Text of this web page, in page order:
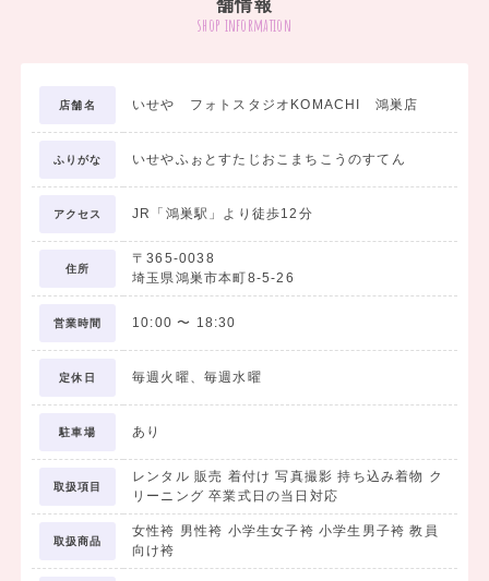
舗情報
shop information
店舗名 いせや フォトスタジオKOMACHI 鴻巣店
ふりがな いせやふぉとすたじおこまちこうのすてん
アクセス JR「鴻巣駅」より徒歩12分
住所
〒365-0038
埼玉県鴻巣市本町8-5-26
営業時間 10:00 〜 18:30
定休日 毎週火曜、毎週水曜
駐車場 あり
取扱項目
レンタル 販売 着付け 写真撮影 持ち込み着物 ク
リーニング 卒業式日の当日対応
取扱商品
女性袴 男性袴 小学生女子袴 小学生男子袴 教員
向け袴